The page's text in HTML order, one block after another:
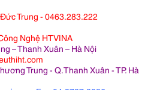
Trung - 0463.283.222
Nghệ HTVINA
– Thanh Xuân – Hà Nội
Trung - Q.Thanh Xuân - TP. Hà